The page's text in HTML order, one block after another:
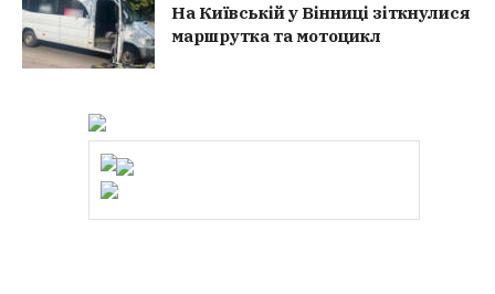
На Київській у Вінниці зіткнулися
маршрутка та мотоцикл